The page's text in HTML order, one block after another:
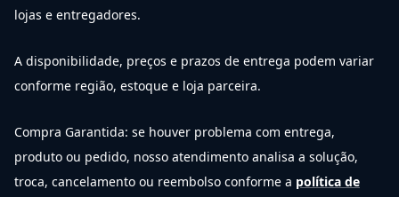
lojas e entregadores.
A disponibilidade, preços e prazos de entrega podem variar
conforme região, estoque e loja parceira.
Compra Garantida: se houver problema com entrega,
produto ou pedido, nosso atendimento analisa a solução,
troca, cancelamento ou reembolso conforme a política de